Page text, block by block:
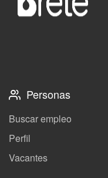
Personas
Buscar empleo
Perfil
Vacantes